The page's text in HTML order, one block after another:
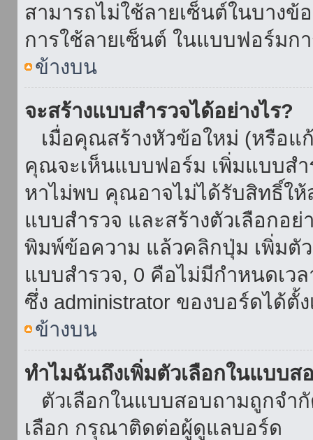
สามารถไม่ใช้ลายเซ็นต์ในบางข้
การใช้ลายเซ็นต์ ในแบบฟอร์มก
ข้างบน
จะสร้างแบบสำรวจได้อย่างไร?
เมื่อคุณสร้างหัวข้อใหม่ (หรือ
คุณจะเห็นแบบฟอร์ม เพิ่มแบบส
หาไม่พบ คุณอาจไม่ได้รับสิทธิ์ใ
แบบสำรวจ และสร้างตัวเลือกอย่
พิมพ์ข้อความ แล้วคลิกปุ่ม เพิ่มตั
แบบสำรวจ, 0 คือไม่มีกำหนดเว
ซึ่ง administrator ของบอร์ดได้ตั้ง
ข้างบน
ทำไมฉันถึงเพิ่มตัวเลือกในแบบส
ตัวเลือกในแบบสอบถามถูกจำ
เลือก กรุณาติดต่อผู้ดูแลบอร์ด